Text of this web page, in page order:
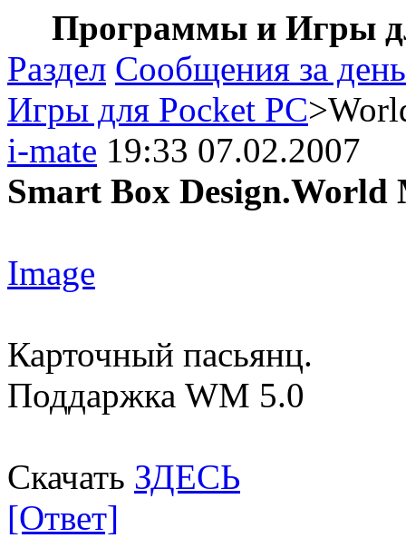
Программы и Игры
Раздел Сообщения за день
Игры для Pocket PC
i-mate 19:33 07.02.2007
Smart Box Design.World
Image
Карточный пасьянц.
Поддаржка WM 5.0
Скачать ЗДЕСЬ
[Ответ]